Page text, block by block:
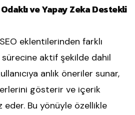
ve Yapay Zeka Destekli
eklentilerinden farklı
aktif şekilde dahil
anlık öneriler sunar,
gösterir ve içerik
eder. Bu yönüyle özellikle